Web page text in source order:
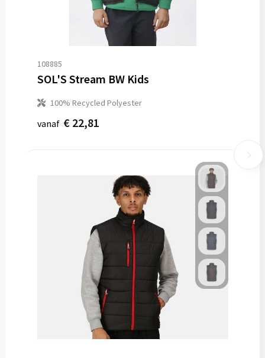
108885
SOL'S Stream BW Kids
100% Recycled Polyester
vanaf € 22,81